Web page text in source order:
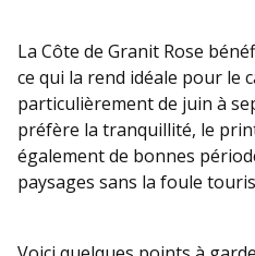
La Côte de Granit Rose
ce qui la rend idéale pour le
particulièrement de juin à
préfère la tranquillité, le
également de bonnes
paysages sans la foule